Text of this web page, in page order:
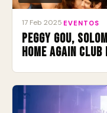
17 Feb 2025 EVENTOS
Peggy Gou,
Home Again